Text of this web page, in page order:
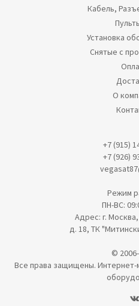
Кабель,
Установка
Снятые с
О
+7 (915)
+7 (926)
Режим
ПН-ВС:
Адрес: г.
д. 18, ТК
©
Все права защищены. Интернет-